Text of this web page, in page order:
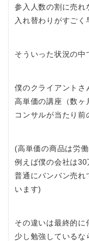
参入人数の割に売れ
入れ替わりがすごく
そういった状況の中
僕のクライアントさ
高単価の講座（数ヶ
コンサルが当たり前
(高単価の商品は労
例えば僕の会社は
普通にバンバン売れ
います)
その違いは最終的に
少し勉強しているな